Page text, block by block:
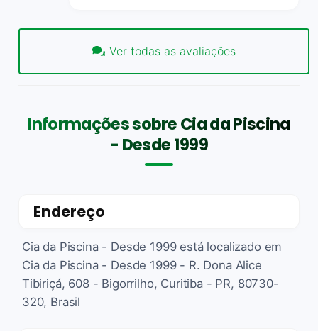
Ver todas as avaliações
Informações sobre Cia da Piscina
- Desde 1999
Endereço
Cia da Piscina - Desde 1999 está localizado em
Cia da Piscina - Desde 1999 - R. Dona Alice
Tibiriçá, 608 - Bigorrilho, Curitiba - PR, 80730-
320, Brasil